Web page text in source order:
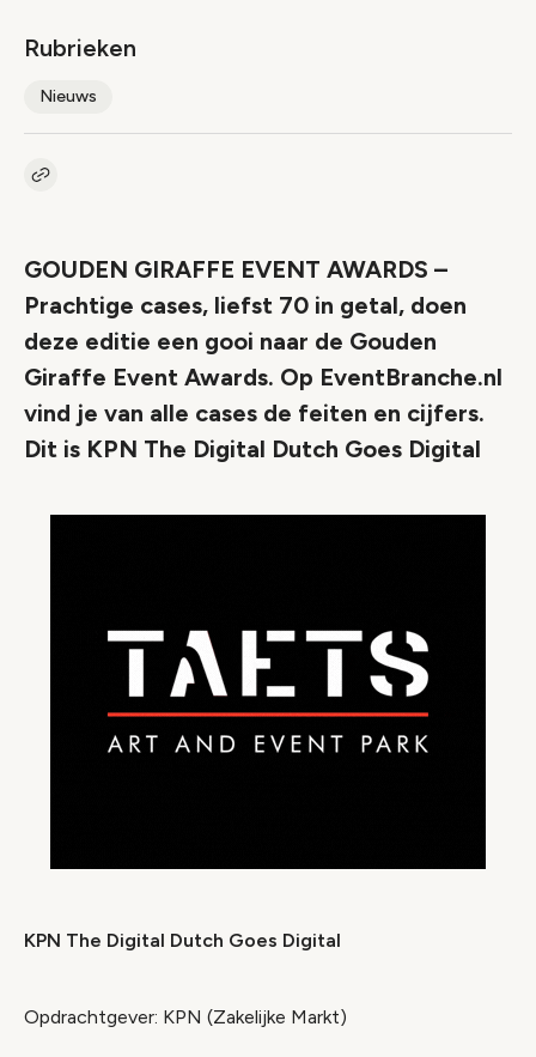
Rubrieken
Nieuws
Kopieer link naar artikel
GOUDEN GIRAFFE EVENT AWARDS –
Prachtige cases, liefst 70 in getal, doen
deze editie een gooi naar de Gouden
Giraffe Event Awards. Op EventBranche.nl
vind je van alle cases de feiten en cijfers.
Dit is KPN The Digital Dutch Goes Digital
KPN The Digital Dutch Goes Digital
Opdrachtgever: KPN (Zakelijke Markt)